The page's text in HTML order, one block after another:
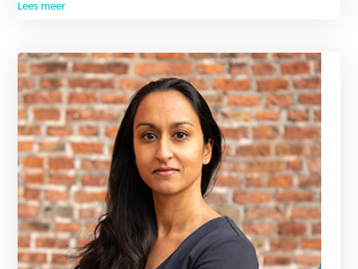
Lees meer